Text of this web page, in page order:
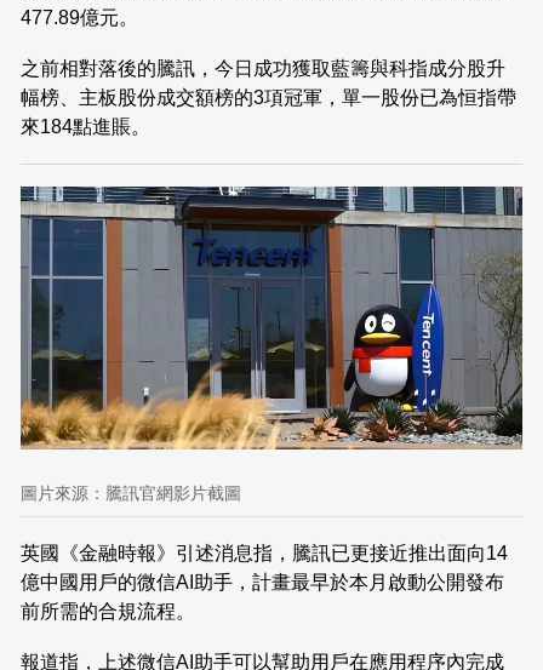
477.89億元。
之前相對落後的騰訊，今日成功獲取藍籌與科指成分股升
幅榜、主板股份成交額榜的3項冠軍，單一股份已為恒指帶
來184點進賬。
圖片來源：騰訊官網影片截圖
英國《金融時報》引述消息指，騰訊已更接近推出面向14
億中國用戶的微信AI助手，計畫最早於本月啟動公開發布
前所需的合規流程。
報道指，上述微信AI助手可以幫助用戶在應用程序內完成